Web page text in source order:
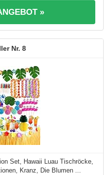
»
8
Set, Hawaii Luau Tischröcke,
Kranz, Die Blumen ...